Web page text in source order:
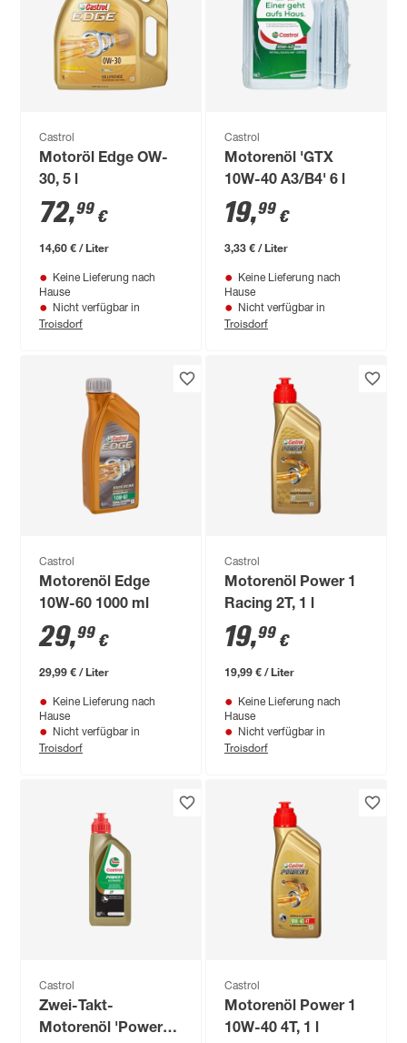
Castrol
Motoröl Edge OW-
30, 5 l
72,99 €
14,60 € / Liter
Keine Lieferung nach
Hause
Nicht verfügbar in
Troisdorf
Castrol
Motorenöl 'GTX
10W-40 A3/B4' 6 l
19,99 €
3,33 € / Liter
Keine Lieferung nach
Hause
Nicht verfügbar in
Troisdorf
Castrol
Motorenöl Edge
10W-60 1000 ml
29,99 €
29,99 € / Liter
Keine Lieferung nach
Hause
Nicht verfügbar in
Troisdorf
Castrol
Motorenöl Power 1
Racing 2T, 1 l
19,99 €
19,99 € / Liter
Keine Lieferung nach
Hause
Nicht verfügbar in
Troisdorf
Castrol
Zwei-Takt-
Motorenöl 'Power1
Castrol
Motorenöl Power 1
10W-40 4T, 1 l